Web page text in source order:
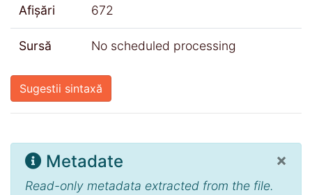
Afișări 672
Sursă No scheduled processing
Sugestii sintaxă
×
Metadate
Read-only metadata extracted from the file.